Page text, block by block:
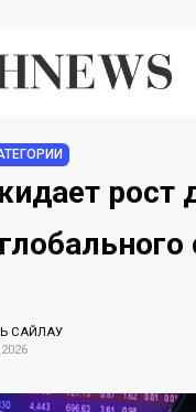
рост
САЙЛАУ